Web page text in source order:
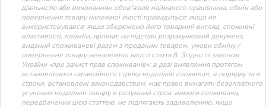
діяльністю або виконанням обов’язків найманого працівника. обмін або
повернення товару належної якості провадиться: якщо не
використовувався; якщо збережено його товарний вигляд, споживчі
властивості, пломби, ярлики; на підставі розрахунковий документ,
виданий споживачеві разом з проданим товаром. умови обміну /
повернення товару неналежної якості стаття 8. Згідно із законом
України «про захист прав споживачів»: в разі виявлення протягом
встановленого гарантійного строку недоліків споживач, в порядку та в
строки, встановлені законодавством, має право вимагати безоплатного
усунення недоліків товару в розумний строк. вимоги споживача,
передбачених цією статтею, не підлягають задоволенню, якщо